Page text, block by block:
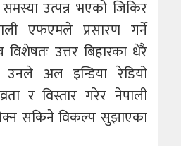
उत्पन्न भएको जिकिर
एफएमले प्रसारण गर्ने
उत्तर बिहारका धेरै
अल इन्डिया रेडियो
र विस्तार गरेर नेपाली
सकिने विकल्प सुझाएका